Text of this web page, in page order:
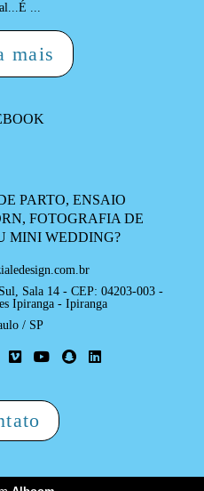
...
mais
PARTO, ENSAIO
FOTOGRAFIA DE
MINI WEDDING?
Sala 14 - CEP: 04203-003 -
Ipiranga - Ipiranga
/ SP